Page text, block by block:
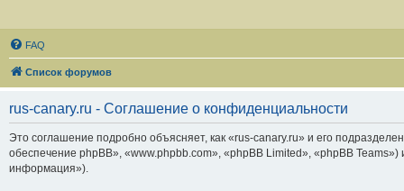
FAQ
Список форумов
rus-canary.ru - Соглашение о конфиденциальности
Это соглашение подробно объясняет, как «rus-canary.ru» и его
обеспечение phpBB», «www.phpbb.com», «phpBB Limited», «phpBB
информация»).